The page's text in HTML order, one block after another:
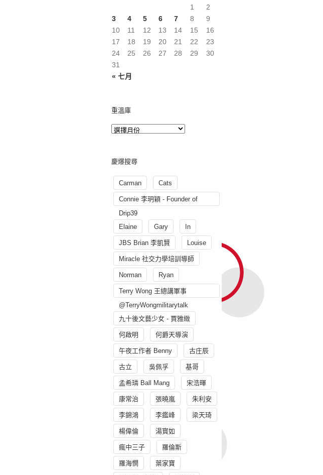
« 七月
1
2
3
4 5 6 7 8
9
10
11 12 13 14 15
16
17
18 19 20 21 22
23
24
25 26 27 28 29
30
31
重溫庫
慶爆搜尋
Carman Cats
Connie 李玥穎 - Founder of
Drip39
Elaine
Gary In
JBS Brian 李凱賢 Louise
Miracle 社交力學培訓導師
Norman Ryan
Terry Wong 王總講軍事
@TerryWongmilitarytalk
九十後文藝少女 - 賈雅緻
何啟明 何爵天導演
午夜工作者 Benny 古庄辰
古立 吳佩孚 基哥
孟希璘 Ball Mang 宋浩暉
康常治 張曉嵐 朱利安
李錦鴻 李鑑峰 梁天琦
楊偉倫 湯寳如
瘋中三子 羅倫斯
羅海憫 葉家寶